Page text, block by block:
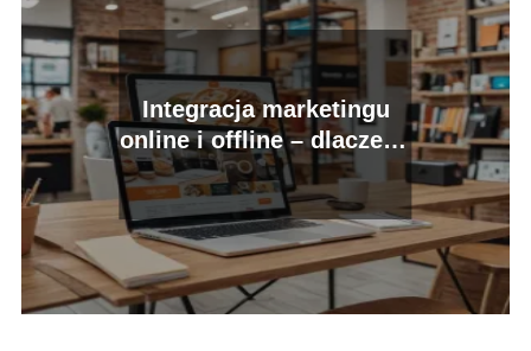
Integracja marketingu
online i offline – dlaczego
jest konieczna?